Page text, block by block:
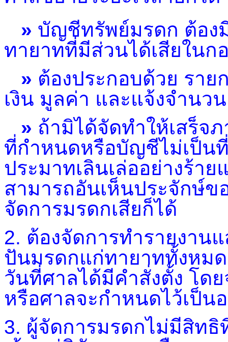
» บัญชีทรัพย์มรดก ต้อง
ทายาทที่มีส่วนได้เสียในก
» ต้องประกอบด้วย ราย
เงิน มูลค่า และแจ้งจำนว
» ถ้ามิได้จัดทำให้เสร็จ
ที่กำหนดหรือบัญชีไม่เป็น
ประมาทเลินเล่ออย่างร้า
สามารถอันเห็นประจักษ์ข
จัดการมรดกเสียก็ได้
2. ต้องจัดการทำรายงาน
ปันมรดกแก่ทายาททั้งหม
วันที่ศาลได้มีคำสั่งตั้ง โด
หรือศาลจะกำหนดไว้เป็น
3. ผู้จัดการมรดกไม่มีสิทธิ